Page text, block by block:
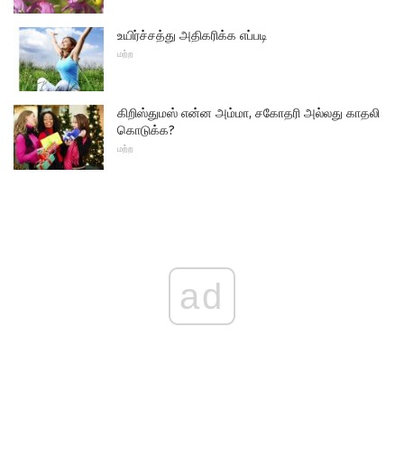
உயிர்ச்சத்து அதிகரிக்க எப்படி
மற்ற
கிறிஸ்துமஸ் என்ன அம்மா, சகோதரி அல்லது காதலி
கொடுக்க?
மற்ற
ad